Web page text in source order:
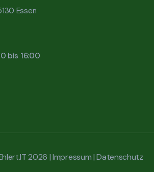
Essen
bis 16:00
2026 |Impressum|Datenschutz